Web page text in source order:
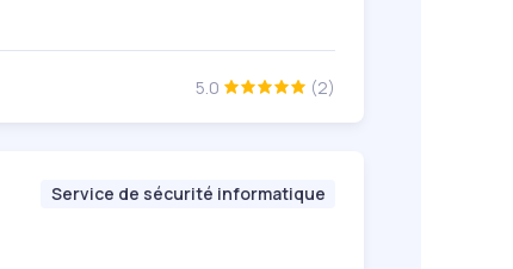
5.0 (2)
Service de sécurité informatique